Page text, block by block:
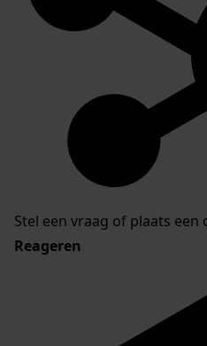
Stel een vraag of plaats
Reageren